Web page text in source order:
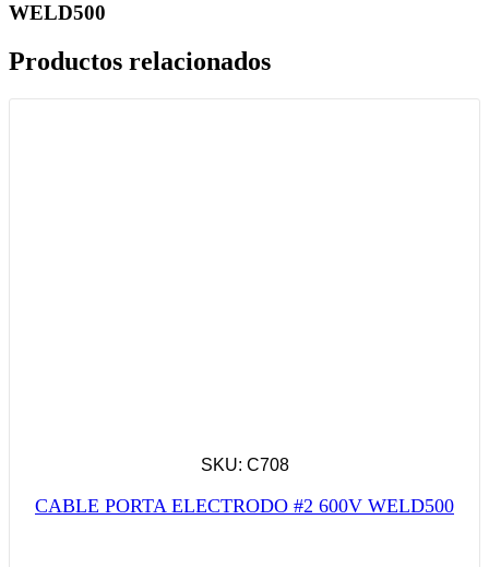
WELD500
Productos relacionados
SKU: C708
CABLE PORTA ELECTRODO #2 600V WELD500